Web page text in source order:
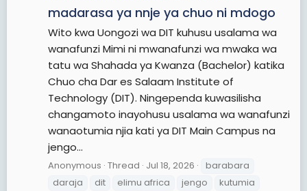
madarasa ya nnje ya chuo ni mdogo
Wito kwa Uongozi wa DIT kuhusu usalama wa
wanafunzi Mimi ni mwanafunzi wa mwaka wa
tatu wa Shahada ya Kwanza (Bachelor) katika
Chuo cha Dar es Salaam Institute of
Technology (DIT). Ningependa kuwasilisha
changamoto inayohusu usalama wa wanafunzi
wanaotumia njia kati ya DIT Main Campus na
jengo...
Anonymous Thread Jul 18, 2026
barabara
daraja
dit elimu africa jengo
kutumia